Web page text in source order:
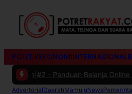
POLITIKEKONOMIINTERNASIONAL
#2 - Panduan Belanja Online
AdvertorialDaerahMamujuNews